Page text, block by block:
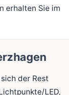
erhalten Sie im
der Rest
LED,